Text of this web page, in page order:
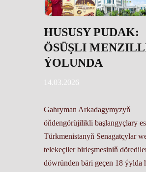
HUSUSY PUDAK:
ÖSÜŞLI
ÝOLUNDA
14.03.2026
Gahryman Arkadagymyzyň
öňdengörüjilikli başlangyçlary
Türkmenistanyň Senagatçylar
telekeçiler birleşmesiniň
döwründen bäri geçen 18 ýylda